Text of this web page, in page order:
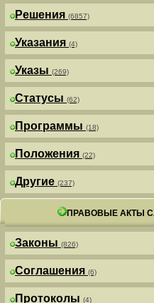
Решения (6857)
Указания (4)
Указы (269)
Статусы (62)
Программы (18)
Положения (22)
Другие (237)
ПРАВОВЫЕ АКТЫ
Законы (826)
Соглашения (6)
Протоколы (4)